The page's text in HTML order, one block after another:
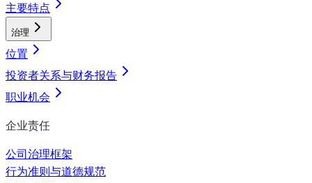
主要特点
治理
位置
投资者关系与财务报告
职业机会
企业责任
公司治理框架
行为准则与道德规范